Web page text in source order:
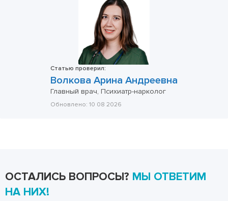
Статью проверил:
Волкова Арина Андреевна
Главный врач, Психиатр-нарколог
Обновлено: 10 08 2026
ОСТАЛИСЬ ВОПРОСЫ? МЫ ОТВЕТИМ
НА НИХ!